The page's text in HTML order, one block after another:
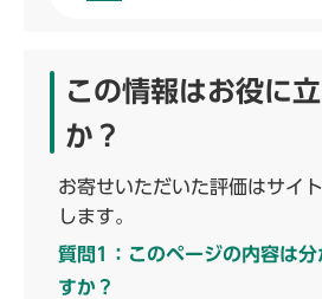
この情報はお役に
か？
お寄せいただいた評価はサイ
します。
質問1：このページの内容は
すか？